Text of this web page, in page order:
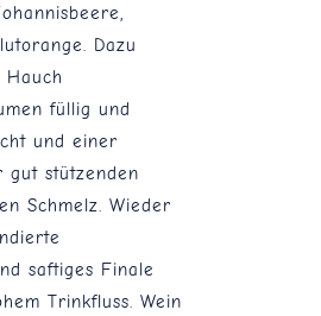
Dazu
füllig und
und einer
gut stützenden
Schmelz. Wieder
saftiges Finale
Trinkfluss. Wein